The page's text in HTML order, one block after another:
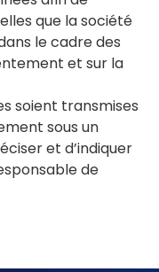
que la société
le cadre des
et sur la
soient transmises
sous un
et d’indiquer
de